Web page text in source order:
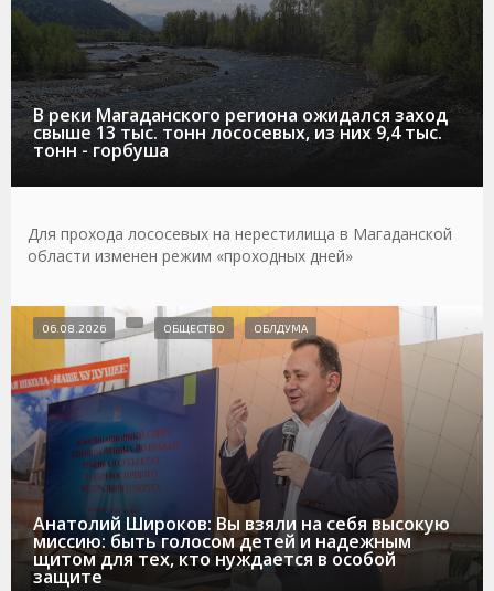
В реки Магаданского региона ожидался заход
свыше 13 тыс. тонн лососевых, из них 9,4 тыс.
тонн - горбуша
Для прохода лососевых на нерестилища в Магаданской
области изменен режим «проходных дней»
Анатолий Широков: Вы взяли на себя высокую
миссию: быть голосом детей и надежным
щитом для тех, кто нуждается в особой
защите
06.08.2026 ОБЩЕСТВО ОБЛДУМА